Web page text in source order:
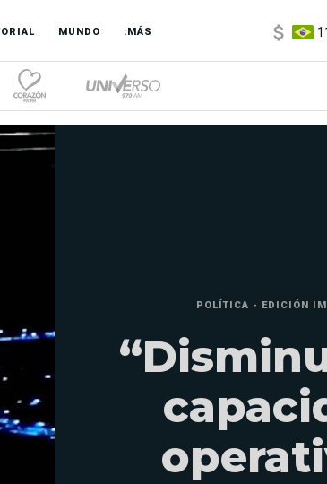
MUNDO :MÁS
POLÍTICA - EDICIÓN